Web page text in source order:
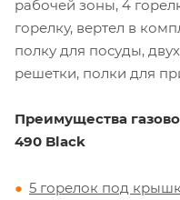
рабочей зоны, 4
горелку, вертел в
полку для посуды,
решетки, полки для
Преимущества
490 Black
5 горелок под